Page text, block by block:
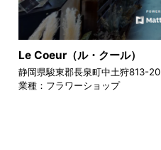
Le Coeur（ル・クール）
静岡県駿東郡長泉町中土狩813-20
業種：フラワーショップ